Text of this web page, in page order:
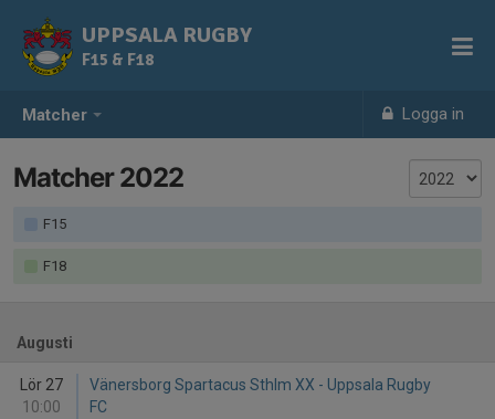
Matcher Logga in
UPPSALA RUGBY
F15 & F18
Matcher 2022
F15
F18
Augusti
Lör 27
10:00
Vänersborg Spartacus Sthlm XX - Uppsala Rugby
FC